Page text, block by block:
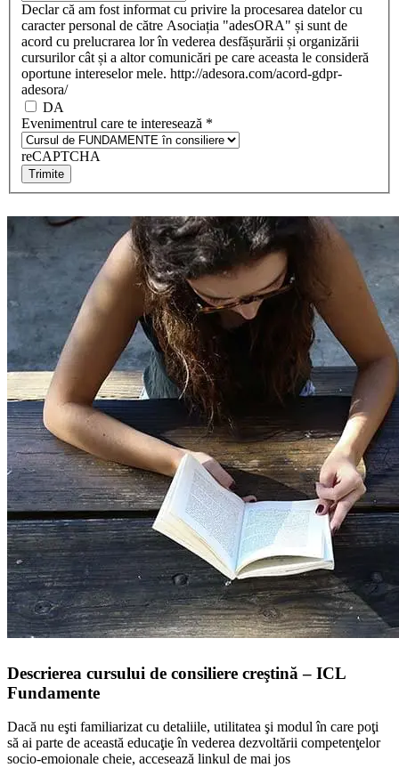
Declar că am fost informat cu privire la procesarea datelor cu
caracter personal de către Asociația "adesORA" și sunt de
acord cu prelucrarea lor în vederea desfășurării și organizării
cursurilor cât și a altor comunicări pe care aceasta le consideră
oportune intereselor mele. http://adesora.com/acord-gdpr-
adesora/
DA
Evenimentrul care te interesează *
reCAPTCHA
Trimite
Descrierea cursului de consiliere creştină – ICL
Fundamente
Dacă nu eşti familiarizat cu detaliile, utilitatea şi modul în care poţi
să ai parte de această educaţie în vederea dezvoltării competenţelor
socio-emoionale cheie, accesează linkul de mai jos